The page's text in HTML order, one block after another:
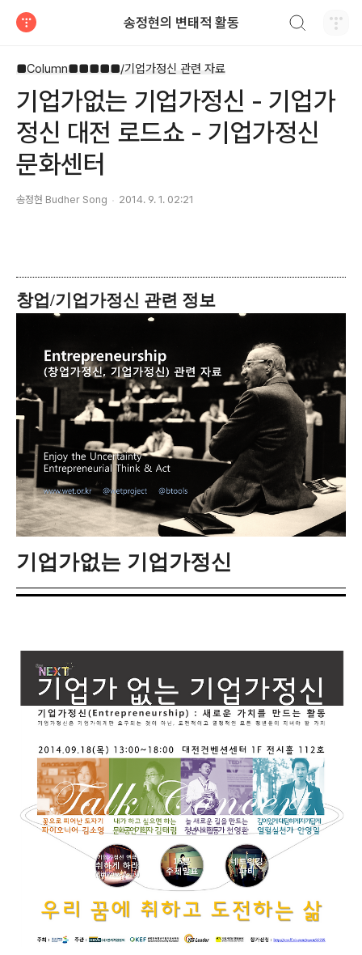
송정현의 변태적 활동
■Column■■■■■/기업가정신 관련 자료
기업가없는 기업가정신 - 기업가
정신 대전 로드쇼 - 기업가정신
문화센터
송정현 Budher Song 2014. 9. 1. 02:21
창업/기업가정신 관련 정보
기업가없는 기업가정신